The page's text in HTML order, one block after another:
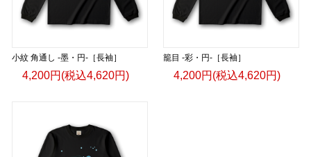
小紋 角通し -墨・円-［長袖］
4,200円(税込4,620円)
籠目 -彩・円-［長袖］
4,200円(税込4,620円)